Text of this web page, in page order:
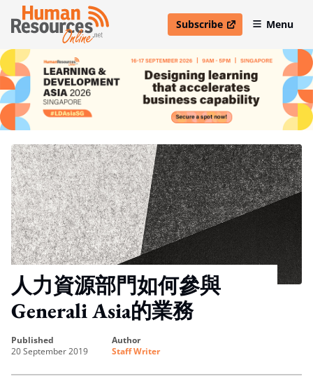
Subscribe
open in new windowMenu
人力資源部門如何參與
Generali Asia的業務
published
20 September 2019
author
Staff Writer